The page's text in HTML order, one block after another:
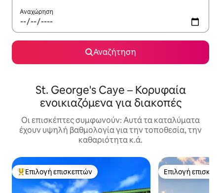
Αναχώρηση
Αναζήτηση
St. George's Caye – Κορυφαία
ενοικιαζόμενα για διακοπές
Οι επισκέπτες συμφωνούν: Αυτά τα καταλύματα
έχουν υψηλή βαθμολογία για την τοποθεσία, την
καθαριότητα κ.ά.
Κορυφαία επιλογή επισκεπτών
Επιλογή επισκεπτών Επιλογή
Επιλογή